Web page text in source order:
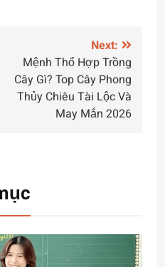
Next:
Mệnh Thổ Hợp Trồng
Cây Gì? Top Cây Phong
Thủy Chiêu Tài Lộc Và
May Mắn 2026